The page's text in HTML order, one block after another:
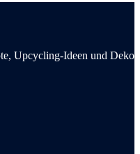
Upcycling-Ideen und Deko